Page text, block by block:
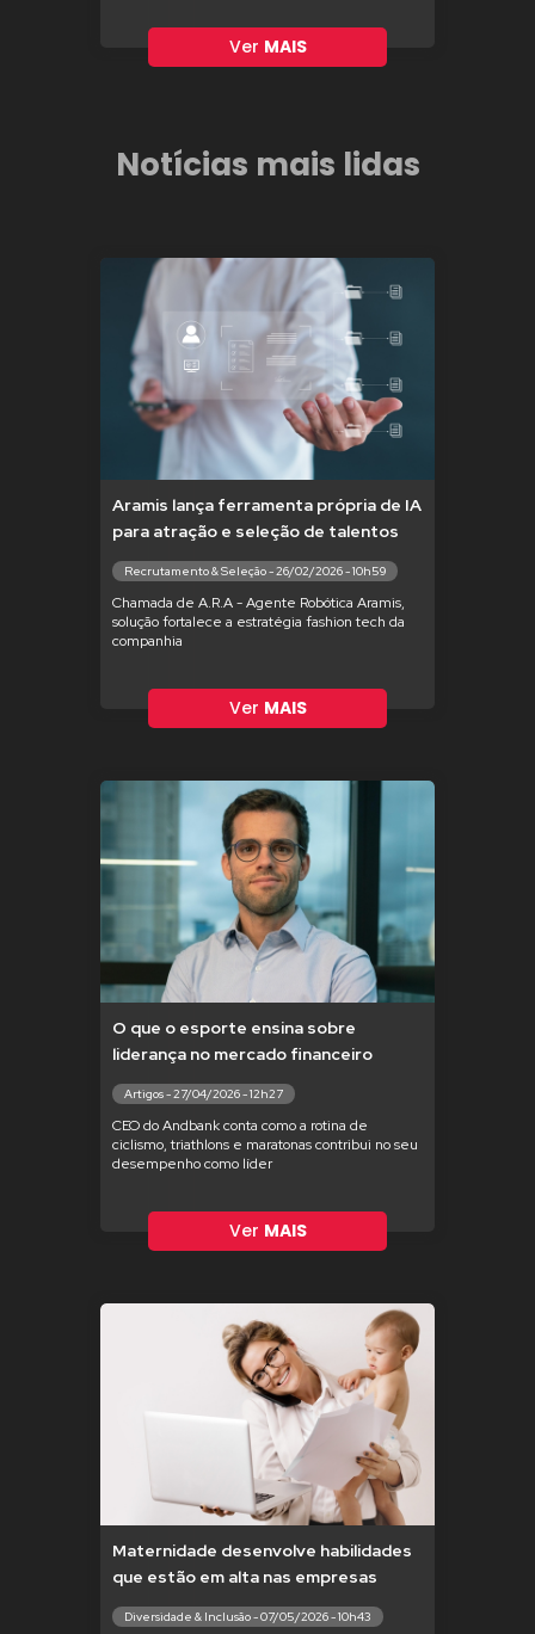
Ver MAIS
Notícias mais lidas
Aramis lança ferramenta própria de IA
para atração e seleção de talentos
Recrutamento & Seleção - 26/02/2026 - 10h59
Chamada de A.R.A - Agente Robótica Aramis,
solução fortalece a estratégia fashion tech da
companhia
Ver MAIS
O que o esporte ensina sobre
liderança no mercado financeiro
Artigos - 27/04/2026 - 12h27
CEO do Andbank conta como a rotina de
ciclismo, triathlons e maratonas contribui no seu
desempenho como líder
Ver MAIS
Maternidade desenvolve habilidades
que estão em alta nas empresas
Diversidade & Inclusão - 07/05/2026 - 10h43